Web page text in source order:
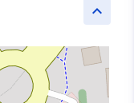
keyboard_arrow_up